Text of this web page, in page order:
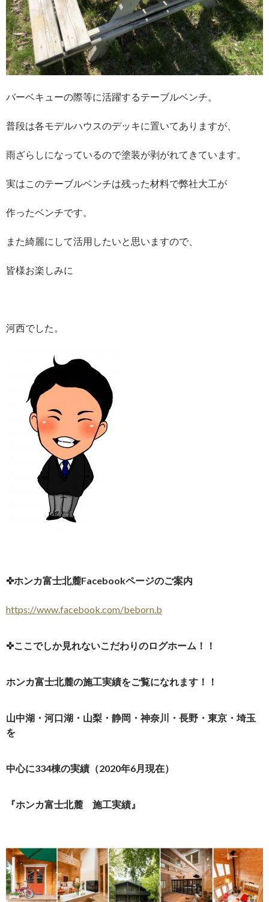
バーベキューの際等に活躍するテーブルベンチ。
普段は各モデルハウスのデッキに置いてありますが、
雨ざらしになっているので塗装が剥がれてきています。
実はこのテーブルベンチは残った材料で弊社大工が
作ったベンチです。
また綺麗にして活用したいと思いますので、
皆様お楽しみに
河西でした。
✜ホンカ富士北麓Facebookページのご案内
https://www.facebook.com/beborn.b
✜ここでしか見れないこだわりのログホーム！！
ホンカ富士北麓の施工実績をご覧になれます！！
山中湖・河口湖・山梨・静岡・神奈川・長野・東京・埼玉
を
中心に334棟の実績（2020年6月現在）
『ホンカ富士北麓 施工実績』